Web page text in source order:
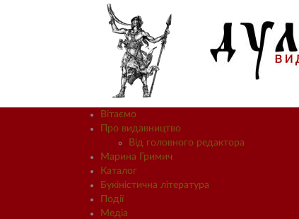
Вітаємо
Про видавництво
Від головного редактора
Марина Гримич
Каталог
Букіністична література
Події
Медіа